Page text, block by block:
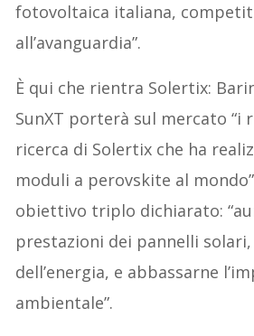
fotovoltaica italiana,
all’avanguardia”.
È qui che rientra Solertix:
SunXT porterà sul mercato “i
ricerca di Solertix che ha
moduli a perovskite al
obiettivo triplo dichiarato:
prestazioni dei pannelli
dell’energia, e abbassarne
ambientale”.